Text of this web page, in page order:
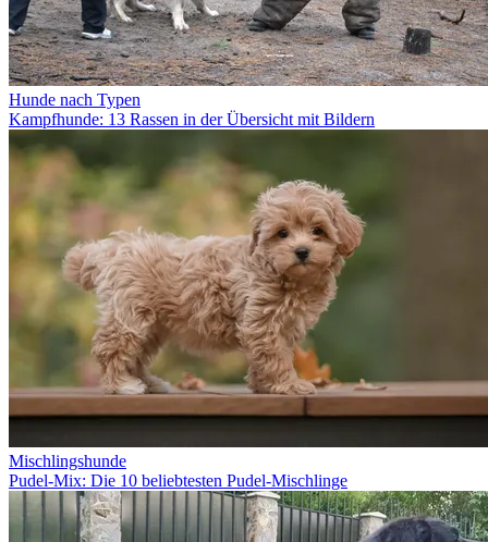
Hunde nach Typen
Kampfhunde: 13 Rassen in der Übersicht mit Bildern
Mischlingshunde
Pudel-Mix: Die 10 beliebtesten Pudel-Mischlinge